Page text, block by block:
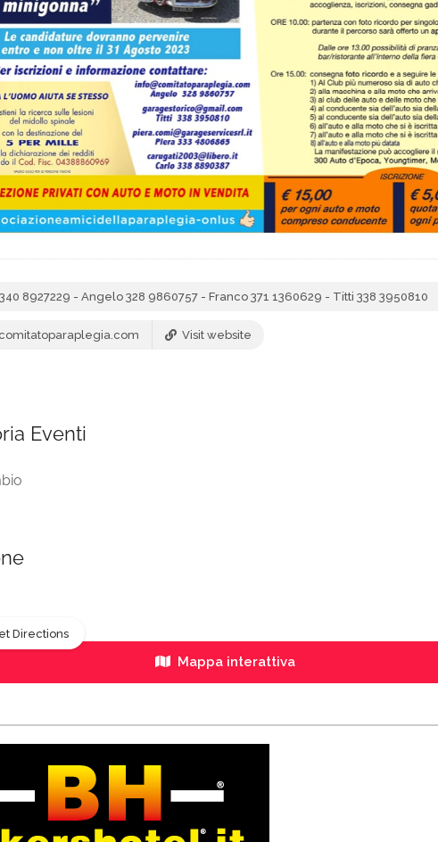
8927229 - Angelo 328 9860757 - Franco 371 1360629 - Titti 338 3950810
Visit website
Eventi
Mappa interattiva
Directions